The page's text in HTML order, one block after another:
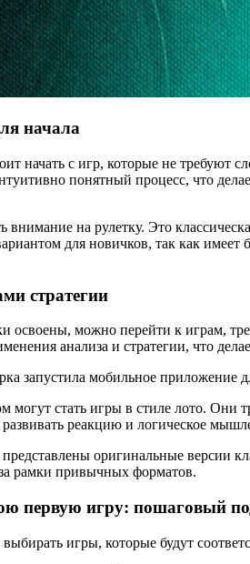
начала
начать с игр, которые не требуют
понятный процесс, что
внимание на рулетку. Это
для новичков, так как
стратегии
освоены, можно перейти к играм,
анализа и стратегии, что
запустила мобильное приложение
могут стать игры в стиле лото. Они
реакцию и логическое
оригинальные версии
рамки привычных форматов.
первую игру: пошаговый
игры, которые будут